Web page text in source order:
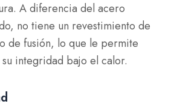
A diferencia del acero
no tiene un revestimiento de
de fusión, lo que le permite
integridad bajo el calor.